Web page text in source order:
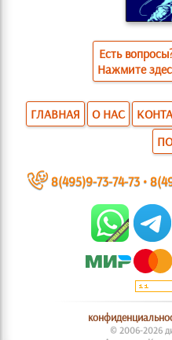
Есть
Нажмите
ГЛАВНАЯ О НАС
~ 8(495)9-73-74-73•
© 2006-2026